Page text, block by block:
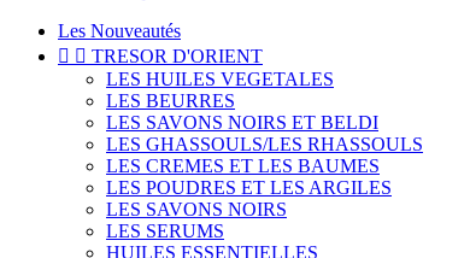
Les Nouveautés
  TRESOR D'ORIENT
LES HUILES VEGETALES
LES BEURRES
LES SAVONS NOIRS ET BELDI
LES GHASSOULS/LES RHASSOULS
LES CREMES ET LES BAUMES
LES POUDRES ET LES ARGILES
LES SAVONS NOIRS
LES SERUMS
HUILES ESSENTIELLES